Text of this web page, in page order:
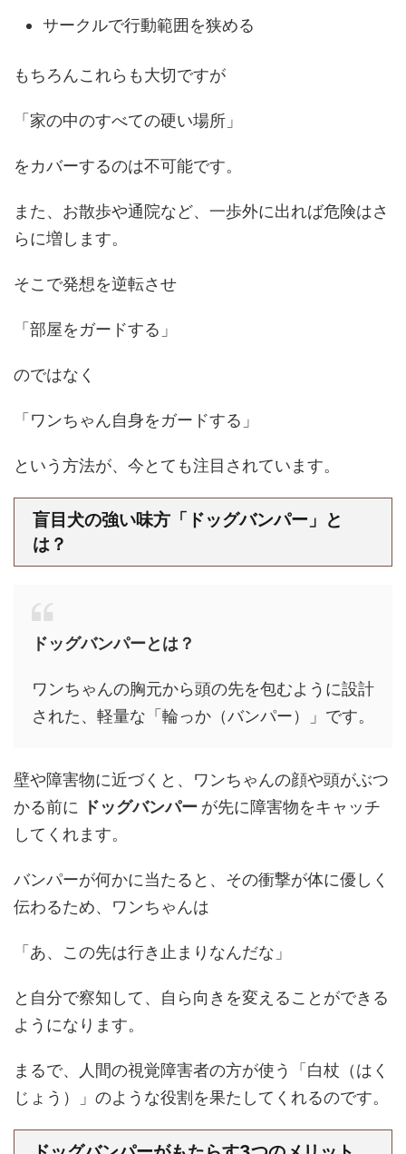
サークルで行動範囲を狭める
もちろんこれらも大切ですが
「家の中のすべての硬い場所」
をカバーするのは不可能です。
また、お散歩や通院など、一歩外に出れば危険はさ
らに増します。
そこで発想を逆転させ
「部屋をガードする」
のではなく
「ワンちゃん自身をガードする」
という方法が、今とても注目されています。
盲目犬の強い味方「ドッグバンパー」と
は？
ドッグバンパーとは？
ワンちゃんの胸元から頭の先を包むように設計
された、軽量な「輪っか（バンパー）」です。
壁や障害物に近づくと、ワンちゃんの顔や頭がぶつ
かる前に
ドッグバンパー が先に障害物をキャッチ
してくれます。
バンパーが何かに当たると、その衝撃が体に優しく
伝わるため、ワンちゃんは
「あ、この先は行き止まりなんだな」
と自分で察知して、自ら向きを変えることができる
ようになります。
まるで、人間の視覚障害者の方が使う「白杖（はく
じょう）」のような役割を果たしてくれるのです。